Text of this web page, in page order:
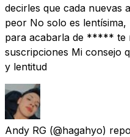
decirles que cada nuevas
peor No solo es
para acabarla de ***** te
suscripciones Mi consejo
y lentitud
Andy RG (@hagahyo)